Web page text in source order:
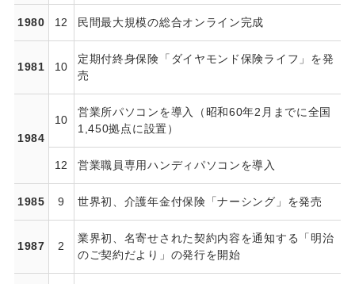
1980 12 民間最大規模の総合オンライン完成
1981 10
定期付終身保険「ダイヤモンド保険ライフ」を発
売
1984
10
営業所パソコンを導入（昭和60年2月までに全国
1,450拠点に設置）
12 営業職員専用ハンディパソコンを導入
1985 9 世界初、介護年金付保険「ナーシング」を発売
1987 2
業界初、名寄せされた契約内容を通知する「明治
のご契約だより」の発行を開始